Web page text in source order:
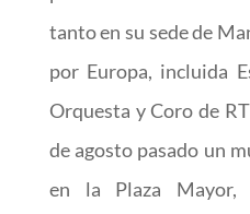
tanto en su sede de
por Europa, incluida
Orquesta y Coro de
de agosto pasado un
en la Plaza